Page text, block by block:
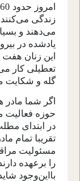
زندگی می‌کنند
می‌دهند و
یادشده در
این زنان
تعطیلی کار
گله و شکایت
اگر شما مادر
حوزه فعالیت
در ابتدای
تقریبا تمام
مسئولیت
را برعهده
بااین‌وجود